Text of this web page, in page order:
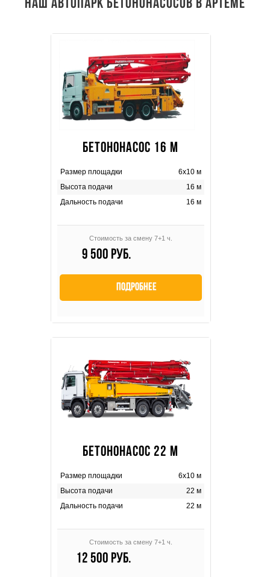
Наш автопарк бетононасосов в Артёме
БЕТОНОНАСОС 16 М
Размер площадки
6х10 м
Высота подачи
16 м
Дальность подачи
16 м
Стоимость за смену 7+1 ч.
9 500 руб.
Подробнее
БЕТОНОНАСОС 22 М
Размер площадки
6х10 м
Высота подачи
22 м
Дальность подачи
22 м
Стоимость за смену 7+1 ч.
12 500 руб.